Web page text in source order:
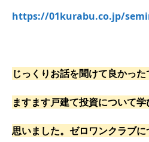
https://01kurabu.co.jp/
じっくりお話を聞けて良かった
ますます戸建て投資について学
思いました。ゼロワンクラブに